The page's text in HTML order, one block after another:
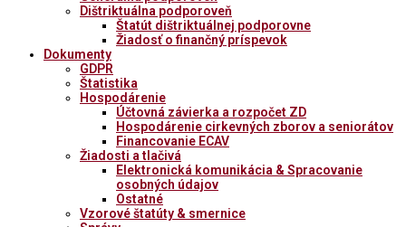
Dištriktuálna podporoveň
Štatút dištriktuálnej podporovne
Žiadosť o finančný príspevok
Dokumenty
GDPR
Štatistika
Hospodárenie
Účtovná závierka a rozpočet ZD
Hospodárenie cirkevných zborov a seniorátov
Financovanie ECAV
Žiadosti a tlačivá
Elektronická komunikácia & Spracovanie
osobných údajov
Ostatné
Vzorové štatúty & smernice